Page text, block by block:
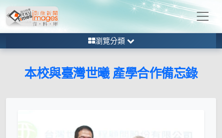
瀏覽分類
本校與臺灣世曦 產學合作備忘錄